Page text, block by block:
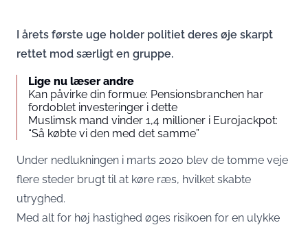
I årets første uge holder politiet deres øje skarpt
rettet mod særligt en gruppe.
Lige nu læser andre
Kan påvirke din formue: Pensionsbranchen har
fordoblet investeringer i dette
Muslimsk mand vinder 1,4 millioner i Eurojackpot:
“Så købte vi den med det samme”
Under nedlukningen i marts 2020 blev de tomme veje
flere steder brugt til at køre ræs, hvilket skabte
utryghed.
Med alt for høj hastighed øges risikoen for en ulykke